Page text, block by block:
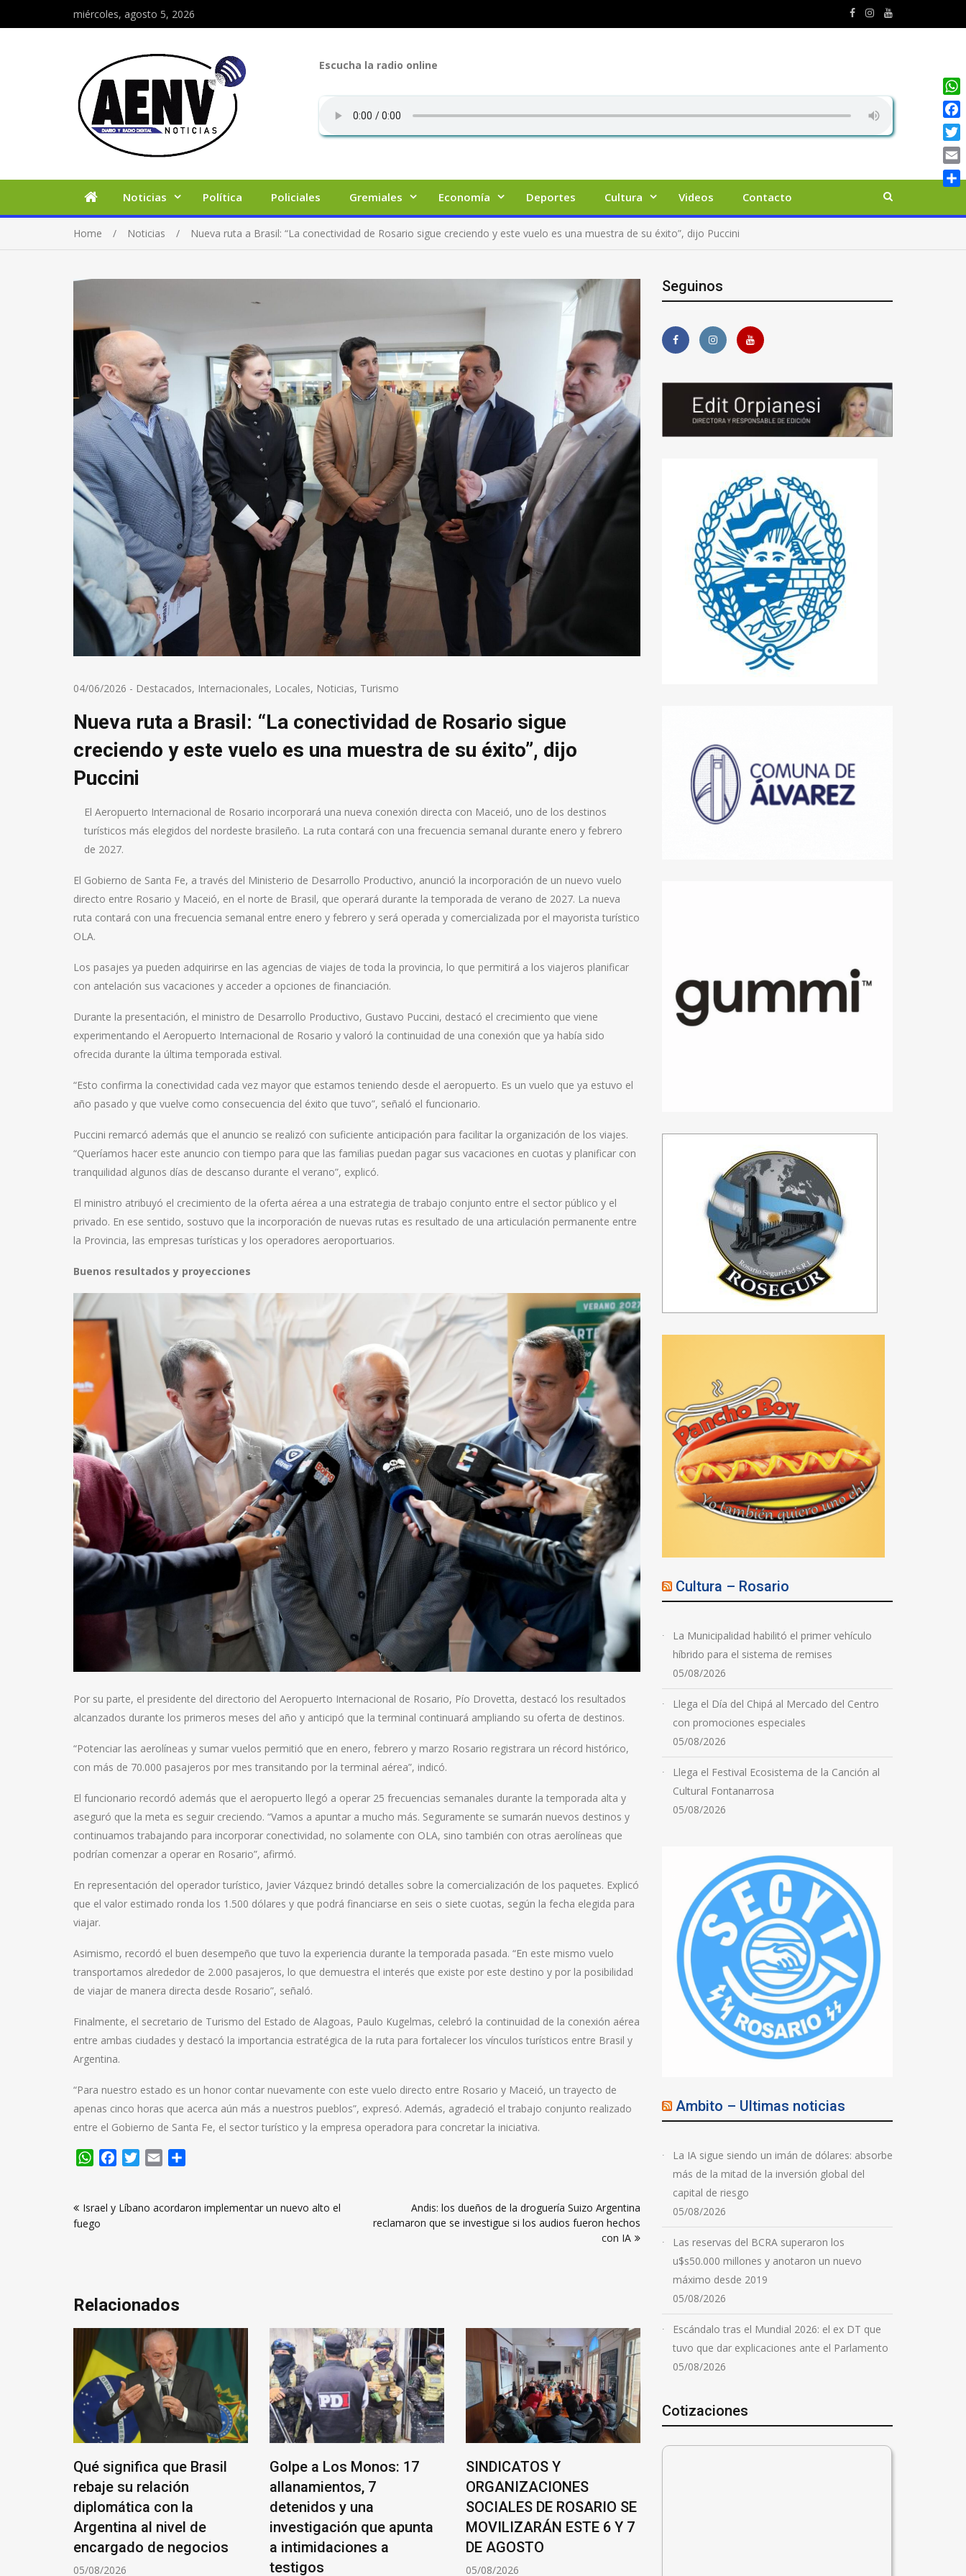
miércoles, agosto 5, 2026
Escucha la radio online
Noticias Política Policiales Gremiales Economía Deportes Cultura Videos Contacto
Home Noticias Nueva ruta a Brasil: “La conectividad de Rosario sigue creciendo y este vuelo es una muestra de su éxito”, dijo Puccini
04/06/2026 - Destacados, Internacionales, Locales, Noticias, Turismo
Nueva ruta a Brasil: “La conectividad de Rosario sigue
creciendo y este vuelo es una muestra de su éxito”, dijo
Puccini
El Aeropuerto Internacional de Rosario incorporará una nueva conexión directa con Maceió, uno de los destinos
turísticos más elegidos del nordeste brasileño. La ruta contará con una frecuencia semanal durante enero y febrero
de 2027.
El Gobierno de Santa Fe, a través del Ministerio de Desarrollo Productivo, anunció la incorporación de un nuevo vuelo
directo entre Rosario y Maceió, en el norte de Brasil, que operará durante la temporada de verano de 2027. La nueva
ruta contará con una frecuencia semanal entre enero y febrero y será operada y comercializada por el mayorista turístico
OLA.
Los pasajes ya pueden adquirirse en las agencias de viajes de toda la provincia, lo que permitirá a los viajeros planificar
con antelación sus vacaciones y acceder a opciones de financiación.
Durante la presentación, el ministro de Desarrollo Productivo, Gustavo Puccini, destacó el crecimiento que viene
experimentando el Aeropuerto Internacional de Rosario y valoró la continuidad de una conexión que ya había sido
ofrecida durante la última temporada estival.
“Esto confirma la conectividad cada vez mayor que estamos teniendo desde el aeropuerto. Es un vuelo que ya estuvo el
año pasado y que vuelve como consecuencia del éxito que tuvo”, señaló el funcionario.
Puccini remarcó además que el anuncio se realizó con suficiente anticipación para facilitar la organización de los viajes.
“Queríamos hacer este anuncio con tiempo para que las familias puedan pagar sus vacaciones en cuotas y planificar con
tranquilidad algunos días de descanso durante el verano”, explicó.
El ministro atribuyó el crecimiento de la oferta aérea a una estrategia de trabajo conjunto entre el sector público y el
privado. En ese sentido, sostuvo que la incorporación de nuevas rutas es resultado de una articulación permanente entre
la Provincia, las empresas turísticas y los operadores aeroportuarios.
Buenos resultados y proyecciones
Por su parte, el presidente del directorio del Aeropuerto Internacional de Rosario, Pío Drovetta, destacó los resultados
alcanzados durante los primeros meses del año y anticipó que la terminal continuará ampliando su oferta de destinos.
“Potenciar las aerolíneas y sumar vuelos permitió que en enero, febrero y marzo Rosario registrara un récord histórico,
con más de 70.000 pasajeros por mes transitando por la terminal aérea”, indicó.
El funcionario recordó además que el aeropuerto llegó a operar 25 frecuencias semanales durante la temporada alta y
aseguró que la meta es seguir creciendo. “Vamos a apuntar a mucho más. Seguramente se sumarán nuevos destinos y
continuamos trabajando para incorporar conectividad, no solamente con OLA, sino también con otras aerolíneas que
podrían comenzar a operar en Rosario”, afirmó.
En representación del operador turístico, Javier Vázquez brindó detalles sobre la comercialización de los paquetes. Explicó
que el valor estimado ronda los 1.500 dólares y que podrá financiarse en seis o siete cuotas, según la fecha elegida para
viajar.
Asimismo, recordó el buen desempeño que tuvo la experiencia durante la temporada pasada. “En este mismo vuelo
transportamos alrededor de 2.000 pasajeros, lo que demuestra el interés que existe por este destino y por la posibilidad
de viajar de manera directa desde Rosario”, señaló.
Finalmente, el secretario de Turismo del Estado de Alagoas, Paulo Kugelmas, celebró la continuidad de la conexión aérea
entre ambas ciudades y destacó la importancia estratégica de la ruta para fortalecer los vínculos turísticos entre Brasil y
Argentina.
“Para nuestro estado es un honor contar nuevamente con este vuelo directo entre Rosario y Maceió, un trayecto de
apenas cinco horas que acerca aún más a nuestros pueblos”, expresó. Además, agradeció el trabajo conjunto realizado
entre el Gobierno de Santa Fe, el sector turístico y la empresa operadora para concretar la iniciativa.
WhatsApp
FacebookTwitter
Email
deIsrael y Líbano acordaron implementar un nuevo alto el
fuego
Andis: los dueños de la droguería Suizo Argentina
reclamaron que se investigue si los audios fueron hechos
con IA
Relacionados
Qué significa que Brasil
rebaje su relación
diplomática con la
Argentina al nivel de
encargado de negocios
Golpe a Los Monos: 17
allanamientos, 7
detenidos y una
investigación que apunta
a intimidaciones a
SINDICATOS Y
ORGANIZACIONES
SOCIALES DE ROSARIO SE
MOVILIZARÁN ESTE 6 Y 7
DE AGOSTO
y anotar un leve rebote:
qué dicen las
Seguinos
Cultura – Rosario
La Municipalidad habilitó el primer vehículo
híbrido para el sistema de remises
05/08/2026
Llega el Día del Chipá al Mercado del Centro
con promociones especiales
05/08/2026
Llega el Festival Ecosistema de la Canción al
Cultural Fontanarrosa
05/08/2026
Ambito – Ultimas noticias
La IA sigue siendo un imán de dólares: absorbe
más de la mitad de la inversión global del
capital de riesgo
05/08/2026
Las reservas del BCRA superaron los
u$s50.000 millones y anotaron un nuevo
máximo desde 2019
05/08/2026
Escándalo tras el Mundial 2026: el ex DT que
tuvo que dar explicaciones ante el Parlamento
05/08/2026
Cotizaciones